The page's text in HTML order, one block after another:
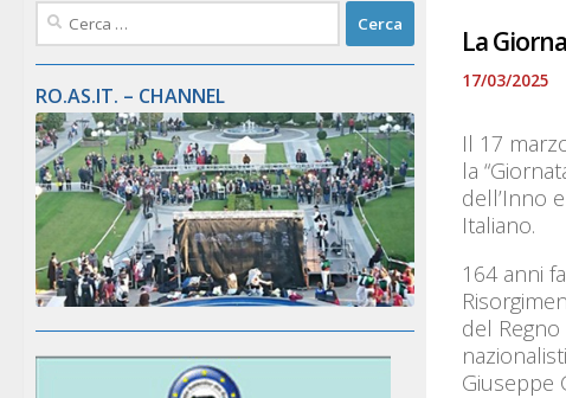
La
17/03/2025
Il 17
la
dell’Inno
Italiano.
164 anni
del
Giuseppe
Ricerca
RO.AS.IT. – CHANNEL